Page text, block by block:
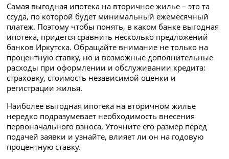
Самая выгодная ипотека на вторичное жилье – это та
ссуда, по которой будет минимальный ежемесячный
платеж. Поэтому чтобы понять, в каком банке выгодная
ипотека, придется сравнить несколько предложений
банков Иркутска. Обращайте внимание не только на
процентную ставку, но и возможные дополнительные
расходы при оформлении и обслуживании кредита:
страховку, стоимость независимой оценки и
регистрации жилья.
Наиболее выгодная ипотека на вторичном жилье
нередко подразумевает необходимость внесения
первоначального взноса. Уточните его размер перед
подачей заявки и узнайте, влияет ли он на годовую
процентную ставку.